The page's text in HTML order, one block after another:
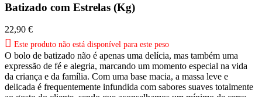
Batizado com Estrelas (Kg)
22,90 €
 Este produto não está disponível para este peso
O bolo de batizado não é apenas uma delícia, mas também uma
expressão de fé e alegria, marcando um momento especial na vida
da criança e da família. Com uma base macia, a massa leve e
delicada é frequentemente infundida com sabores suaves totalmente